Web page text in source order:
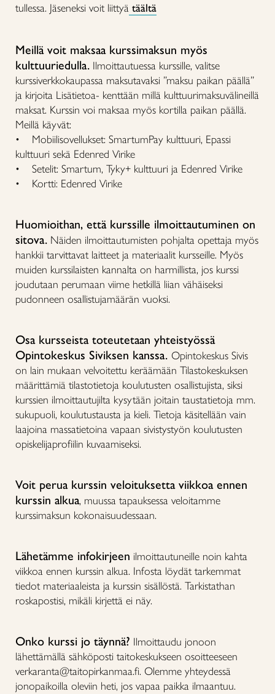
tullessa. Jäseneksi voit liittyä täältä
Meillä voit maksaa kurssimaksun myös
kulttuuriedulla. Ilmoittautuessa kurssille, valitse
kurssiverkkokaupassa maksutavaksi ”maksu paikan päällä”
ja kirjoita Lisätietoa- kenttään millä kulttuurimaksuvälineillä
maksat. Kurssin voi maksaa myös kortilla paikan päällä.
Meillä käyvät:
• Mobiilisovellukset: SmartumPay kulttuuri, Epassi
kulttuuri sekä Edenred Virike
• Setelit: Smartum, Tyky+ kulttuuri ja Edenred Virike
• Kortti: Edenred Virike
Huomioithan, että kurssille ilmoittautuminen on
sitova. Näiden ilmoittautumisten pohjalta opettaja myös
hankkii tarvittavat laitteet ja materiaalit kursseille. Myös
muiden kurssilaisten kannalta on harmillista, jos kurssi
joudutaan perumaan viime hetkillä liian vähäiseksi
pudonneen osallistujamäärän vuoksi.
Osa kursseista toteutetaan yhteistyössä
Opintokeskus Siviksen kanssa. Opintokeskus Sivis
on lain mukaan velvoitettu keräämään Tilastokeskuksen
määrittämiä tilastotietoja koulutusten osallistujista, siksi
kurssien ilmoittautujilta kysytään joitain taustatietoja mm.
sukupuoli, koulutustausta ja kieli. Tietoja käsitellään vain
laajoina massatietoina vapaan sivistystyön koulutusten
opiskelijaprofiilin kuvaamiseksi.
Voit perua kurssin veloituksetta viikkoa ennen
kurssin alkua, muussa tapauksessa veloitamme
kurssimaksun kokonaisuudessaan.
Lähetämme infokirjeen ilmoittautuneille noin kahta
viikkoa ennen kurssin alkua. Infosta löydät tarkemmat
tiedot materiaaleista ja kurssin sisällöstä. Tarkistathan
roskapostisi, mikäli kirjettä ei näy.
Onko kurssi jo täynnä? Ilmoittaudu jonoon
lähettämällä sähköposti taitokeskukseen osoitteeseen
verkaranta@taitopirkanmaa.fi. Olemme yhteydessä
jonopaikoilla oleviin heti, jos vapaa paikka ilmaantuu.